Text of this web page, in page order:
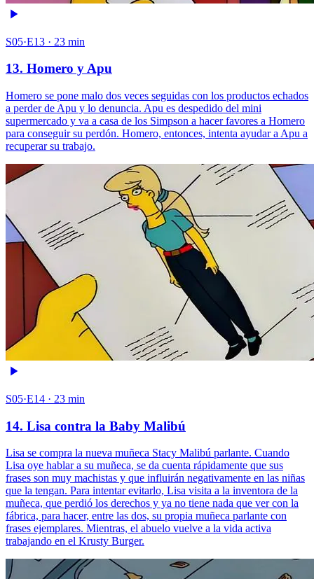
S05·E13 · 23 min
13. Homero y Apu
Homero se pone malo dos veces seguidas con los productos echados
a perder de Apu y lo denuncia. Apu es despedido del mini
supermercado y va a casa de los Simpson a hacer favores a Homero
para conseguir su perdón. Homero, entonces, intenta ayudar a Apu a
recuperar su trabajo.
S05·E14 · 23 min
14. Lisa contra la Baby Malibú
Lisa se compra la nueva muñeca Stacy Malibú parlante. Cuando
Lisa oye hablar a su muñeca, se da cuenta rápidamente que sus
frases son muy machistas y que influirán negativamente en las niñas
que la tengan. Para intentar evitarlo, Lisa visita a la inventora de la
muñeca, que perdió los derechos y ya no tiene nada que ver con la
fábrica, para hacer, entre las dos, su propia muñeca parlante con
frases ejemplares. Mientras, el abuelo vuelve a la vida activa
trabajando en el Krusty Burger.